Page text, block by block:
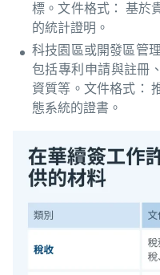
標。文件格式： 基於
的統計證明。
科技園區或開發區管
包括專利申請與註冊
資質等。文件格式：
態系統的證書。